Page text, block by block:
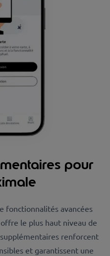
pour
fonctionnalités avancées
le plus haut niveau de
renforcent
et garantissent une